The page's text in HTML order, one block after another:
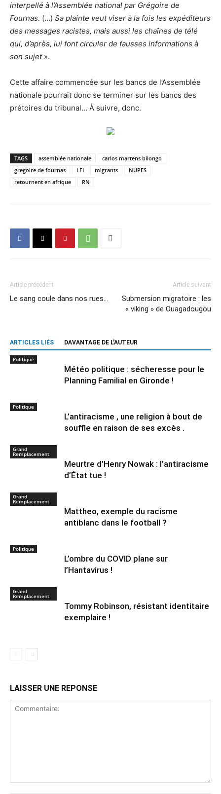
interpellé à l’Assemblée national par Grégoire de
Fournas. (…) Sa plainte veut viser à la fois les expéditeurs
des messages racistes, mais aussi les chaînes de télé
qui, d’après, lui font circuler de fausses informations à
son sujet».
Cette affaire commencée sur les bancs de l’Assemblée
nationale pourrait donc se terminer sur les bancs des
prétoires du tribunal… À suivre, donc.
TAGS assemblée nationale
carlos martens bilongo
gregoire de fournas
LFI migrants
NUPES
retournent en afrique
RN
Article précédent
Le sang coule dans nos rues…
Article suivant
Submersion migratoire : les
« viking » de Ouagadougou
ARTICLES LIÉS DAVANTAGE DE L'AUTEUR
Politique
Météo politique : sécheresse pour le
Planning Familial en Gironde !
Politique
L’antiracisme , une religion à bout de
souffle en raison de ses excès .
Grand
Remplacement
Meurtre d’Henry Nowak : l’antiracisme
d’État tue !
Grand
Remplacement
Mattheo, exemple du racisme
antiblanc dans le football ?
Politique
L’ombre du COVID plane sur
l’Hantavirus !
Grand
Remplacement
Tommy Robinson, résistant identitaire
exemplaire !
LAISSER UNE REPONSE